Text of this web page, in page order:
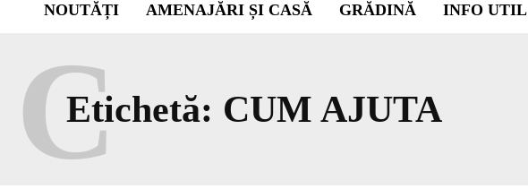
NOUTĂȚI AMENAJĂRI ȘI CASĂ GRĂDINĂ INFO UTIL
Etichetă: CUM AJUTA
C